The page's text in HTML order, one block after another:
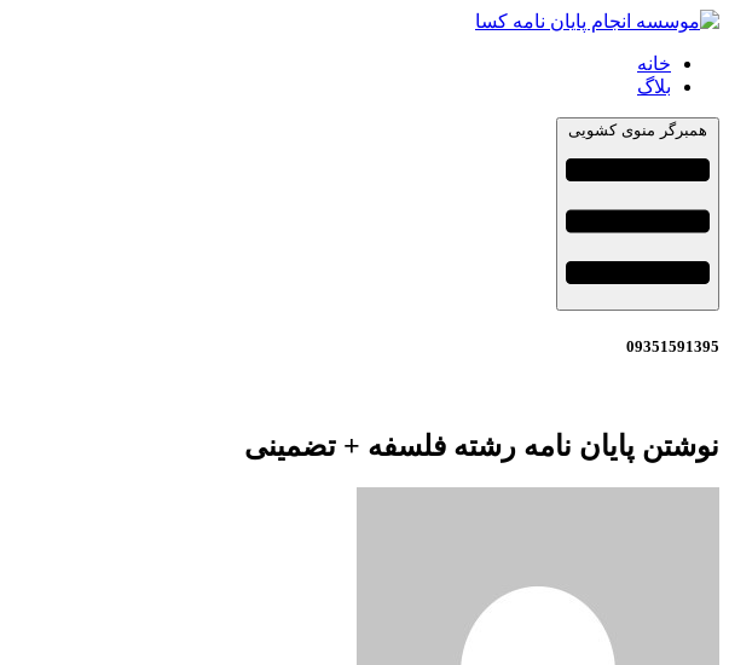
خانه
بلاگ
همبرگر منوی کشویی
09351591395
نوشتن پایان نامه رشته فلسفه + تضمینی